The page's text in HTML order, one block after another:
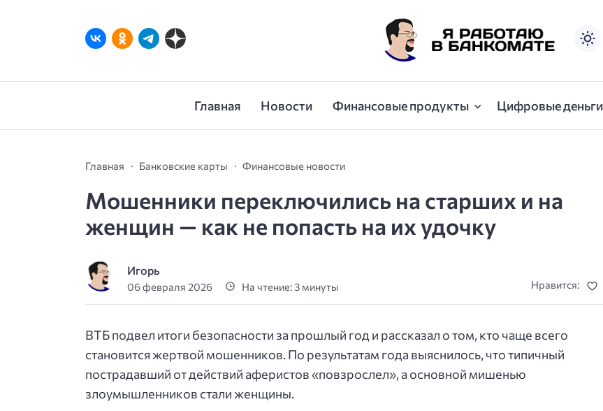
Главная Новости Финансовые продукты Цифровые деньги
Главная Банковские карты Финансовые новости
Мошенники переключились на старших и на
женщин — как не попасть на их удочку
Игорь
06 февраля 2026 На чтение: 3 минуты Нравится:
ВТБ подвел итоги безопасности за прошлый год и рассказал о том, кто чаще всего
становится жертвой мошенников. По результатам года выяснилось, что типичный
пострадавший от действий аферистов «повзрослел», а основной мишенью
злоумышленников стали женщины.